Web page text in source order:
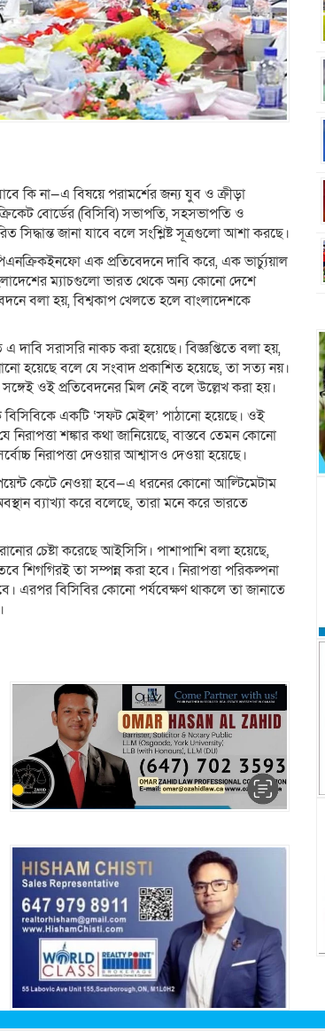
কি না—এ বিষয়ে পরামর্শের জন্য যুব ও ক্রীড়া
বোর্ডের (বিসিবি) সভাপতি, সহসভাপতি ও
জানা যাবে বলে সংশ্লিষ্ট সূত্রগুলো আশা করছে।
এক প্রতিবেদনে দাবি করে, এক ভার্চ্যুয়াল
ম্যাচগুলো ভারত থেকে অন্য কোনো দেশে
বলা হয়, বিশ্বকাপ খেলতে হলে বাংলাদেশকে
সরাসরি নাকচ করা হয়েছে। বিজ্ঞপ্তিতে বলা হয়,
হয়েছে বলে যে সংবাদ প্রকাশিত হয়েছে, তা সত্য নয়।
ওই প্রতিবেদনের মিল নেই বলে উল্লেখ করা হয়।
একটি ‘সফট মেইল’ পাঠানো হয়েছে। ওই
শঙ্কার কথা জানিয়েছে, বাস্তবে তেমন কোনো
নিরাপত্তা দেওয়ার আশ্বাসও দেওয়া হয়েছে।
কেটে নেওয়া হবে—এ ধরনের কোনো আল্টিমেটাম
ব্যাখ্যা করে বলেছে, তারা মনে করে ভারতে
চেষ্টা করেছে আইসিসি। পাশাপাশি বলা হয়েছে,
শিগগিরই তা সম্পন্ন করা হবে। নিরাপত্তা পরিকল্পনা
এরপর বিসিবির কোনো পর্যবেক্ষণ থাকলে তা জানাতে